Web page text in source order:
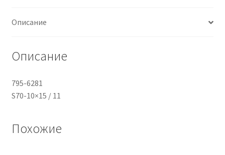
Описание
Описание
795-6281
S70-10×15 / 11
Похожие